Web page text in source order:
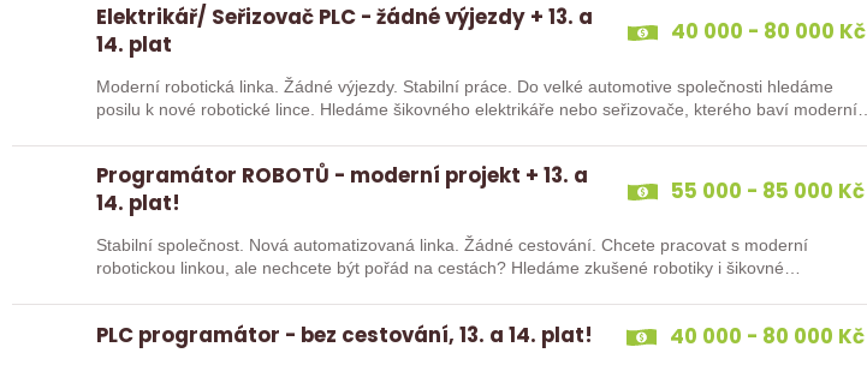
Elektrikář/ Seřizovač PLC - žádné výjezdy + 13. a
14. plat
40 000 - 80 000 Kč
Moderní robotická linka. Žádné výjezdy. Stabilní práce. Do velké automotive společnosti hledáme
posilu k nové robotické lince. Hledáme šikovného elektrikáře nebo seřizovače, kterého baví moderní…
Programátor ROBOTŮ - moderní projekt + 13. a
14. plat!
55 000 - 85 000 Kč
Stabilní společnost. Nová automatizovaná linka. Žádné cestování. Chcete pracovat s moderní
robotickou linkou, ale nechcete být pořád na cestách? Hledáme zkušené robotiky i šikovné
PLC programátor - bez cestování, 13. a 14. plat! 40 000 - 80 000 Kč